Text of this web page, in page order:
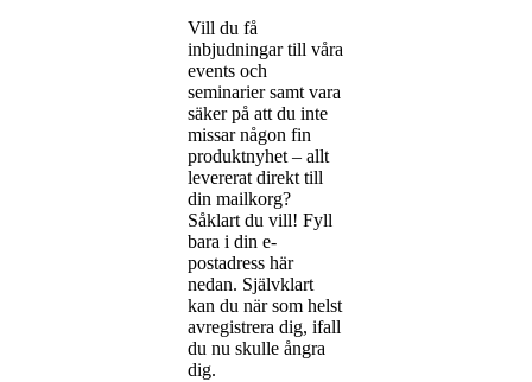
Vill du få
inbjudningar till våra
events och
seminarier samt vara
säker på att du inte
missar någon fin
produktnyhet – allt
levererat direkt till
din mailkorg?
Såklart du vill! Fyll
bara i din e-
postadress här
nedan. Självklart
kan du när som helst
avregistrera dig, ifall
du nu skulle ångra
dig.